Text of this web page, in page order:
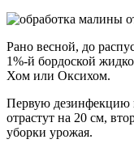
Рано весной, до
1%-й бордоской
Хом или Оксихом.
Первую дезинфекцию
отрастут на 20 см,
уборки урожая.